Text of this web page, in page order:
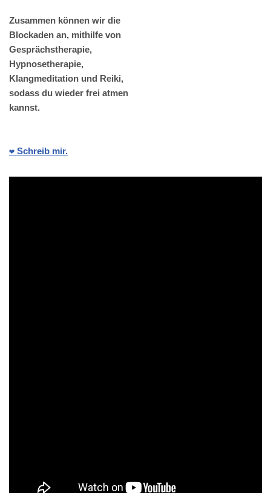
Zusammen können wir die
Blockaden an, mithilfe von
Gesprächstherapie,
Hypnosetherapie,
Klangmeditation und Reiki,
sodass du wieder frei atmen
kannst.
❤️ Schreib mir.